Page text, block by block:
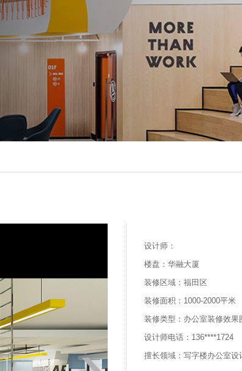
设计师：
楼盘：华融大厦
装修区域：福田区
装修面积：1000-2000平米
装修类型：办公室装修效果
设计师电话：136****1724
擅长领域：写字楼办公室